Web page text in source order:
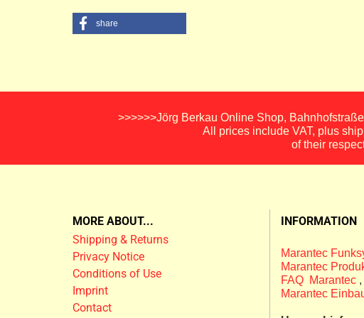
share
>>>>>>Jörg Berkau Online Shop,
All prices include VAT, plus
of their
MORE ABOUT...
Shipping & Returns
Privacy Notice
Conditions of Use
Imprint
Contact
INFORMATION
Marantec
Marantec
FAQ Marantec ,
Marantec